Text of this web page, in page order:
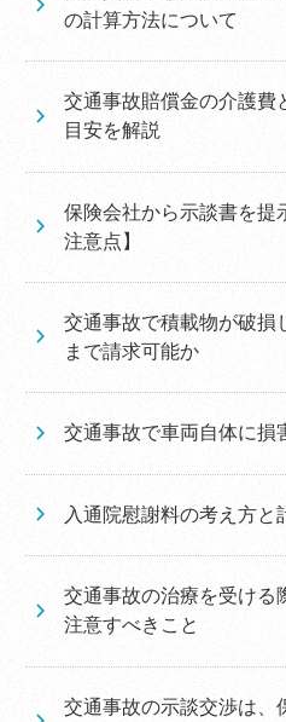
の計算方法について
交通事故賠償金の介護費
目安を解説
保険会社から示談書を提
注意点】
交通事故で積載物が破損
まで請求可能か
交通事故で車両自体に損
入通院慰謝料の考え方と
交通事故の治療を受ける
注意すべきこと
交通事故の示談交渉は、